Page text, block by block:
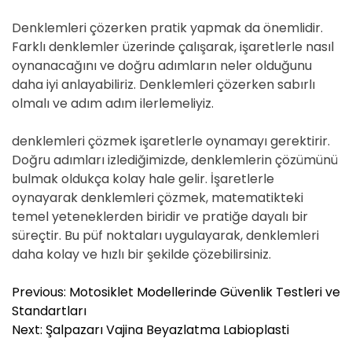
Denklemleri çözerken pratik yapmak da önemlidir.
Farklı denklemler üzerinde çalışarak, işaretlerle nasıl
oynanacağını ve doğru adımların neler olduğunu
daha iyi anlayabiliriz. Denklemleri çözerken sabırlı
olmalı ve adım adım ilerlemeliyiz.
denklemleri çözmek işaretlerle oynamayı gerektirir.
Doğru adımları izlediğimizde, denklemlerin çözümünü
bulmak oldukça kolay hale gelir. İşaretlerle
oynayarak denklemleri çözmek, matematikteki
temel yeteneklerden biridir ve pratiğe dayalı bir
süreçtir. Bu püf noktaları uygulayarak, denklemleri
daha kolay ve hızlı bir şekilde çözebilirsiniz.
Y
a
z
Previous: Motosiklet Modellerinde Güvenlik Testleri ve
Standartları
Next: Şalpazarı Vajina Beyazlatma Labioplasti